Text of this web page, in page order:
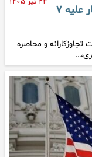
تحریم‌های جدید ضدایرانی آمریکا این بار علیه ۷
تجاوزکارانه و محاصره